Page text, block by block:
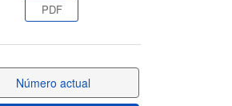
PDF
Número actual